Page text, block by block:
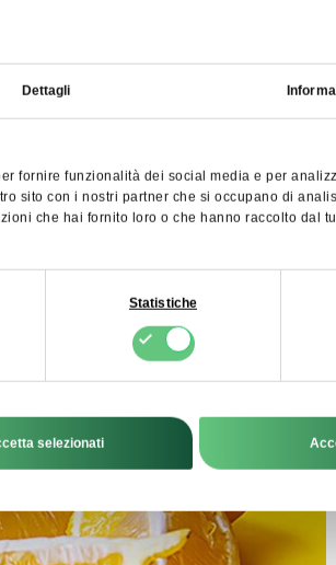
Dettagli
fornire funzionalità dei social media e per
sito con i nostri partner che si occupano di
che hai fornito loro o che hanno raccolto dal
Statistiche
selezionati
alimentare con il codice
capacità di legare gli ioni
nei prodotti e contribuisce
trova applicazione in
fisico-chimici dei